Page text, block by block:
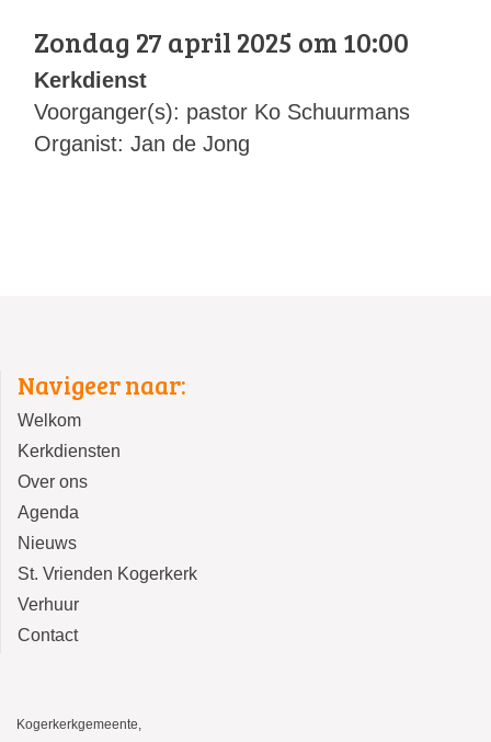
Zondag 27 april 2025 om 10:00
Kerkdienst
Voorganger(s): pastor Ko Schuurmans
Organist: Jan de Jong
Navigeer naar:
Welkom
Kerkdiensten
Over ons
Agenda
Nieuws
St. Vrienden Kogerkerk
Verhuur
Contact
Kogerkerkgemeente,